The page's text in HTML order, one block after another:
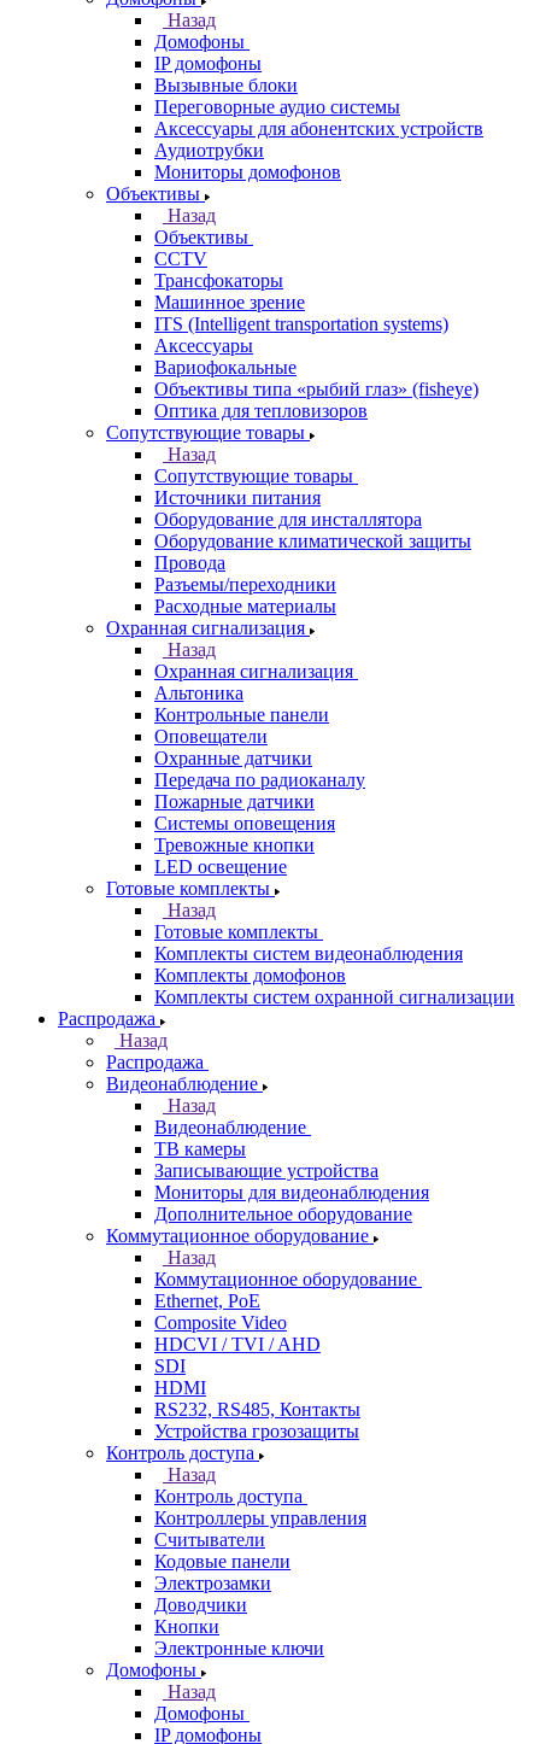
Назад
Домофоны
IP домофоны
Вызывные блоки
Переговорные аудио системы
Аксессуары для абонентских устройств
Аудиотрубки
Мониторы домофонов
Объективы
Назад
Объективы
CCTV
Трансфокаторы
Машинное зрение
ITS (Intelligent transportation systems)
Аксессуары
Вариофокальные
Объективы типа «рыбий глаз» (fisheye)
Оптика для тепловизоров
Сопутствующие товары
Назад
Сопутствующие товары
Источники питания
Оборудование для инсталлятора
Оборудование климатической защиты
Провода
Разъемы/переходники
Расходные материалы
Охранная сигнализация
Назад
Охранная сигнализация
Альтоника
Контрольные панели
Оповещатели
Охранные датчики
Передача по радиоканалу
Пожарные датчики
Системы оповещения
Тревожные кнопки
LED освещение
Готовые комплекты
Назад
Готовые комплекты
Комплекты систем видеонаблюдения
Комплекты домофонов
Комплекты систем охранной сигнализации
Распродажа
Назад
Распродажа
Видеонаблюдение
Назад
Видеонаблюдение
ТВ камеры
Записывающие устройства
Мониторы для видеонаблюдения
Дополнительное оборудование
Коммутационное оборудование
Назад
Коммутационное оборудование
Ethernet, PoE
Composite Video
HDCVI / TVI / AHD
SDI
HDMI
RS232, RS485, Контакты
Устройства грозозащиты
Контроль доступа
Назад
Контроль доступа
Контроллеры управления
Считыватели
Кодовые панели
Электрозамки
Доводчики
Кнопки
Электронные ключи
Домофоны
Назад
Домофоны
IP домофоны